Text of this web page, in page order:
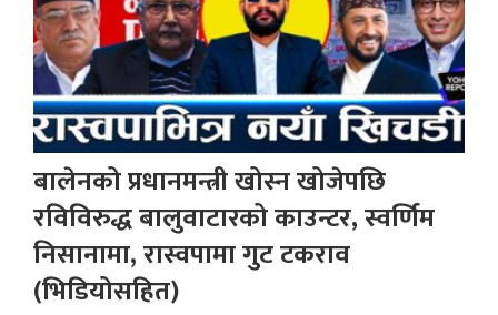
बालेनको प्रधानमन्त्री खोस्न खोजेपछि
रविविरुद्ध बालुवाटारको काउन्टर, स्वर्णिम
निसानामा, रास्वपामा गुट टकराव
(भिडियोसहित)